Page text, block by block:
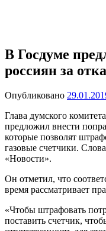
В Госдуме
россиян за
Опубликовано
Глава думского
предложил внести
которые позволят
газовые счетчики.
«Новости».
Он отметил, что
время рассматривает
«Чтобы штрафовать
поставить счетчик,